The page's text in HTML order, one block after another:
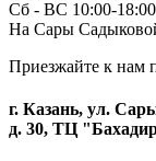
Сб - ВС 10:00-18:00
На Сары
Приезжайте к нам
г. Казань, ул.
д. 30, ТЦ